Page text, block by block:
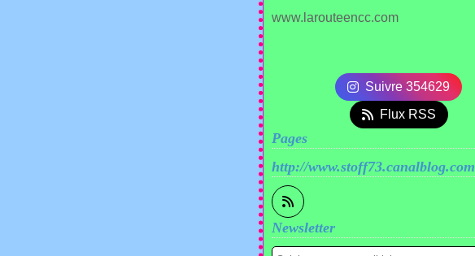
www.larouteencc.com
Suivre 354629
Flux RSS
Pages
http://www.stoff73.canalblog.com
Newsletter